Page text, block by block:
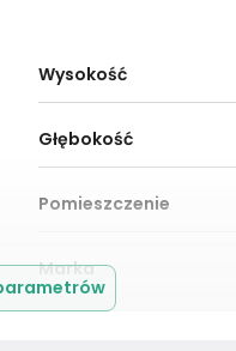
Wysokość
Głębokość
Pomieszczenie
Marka